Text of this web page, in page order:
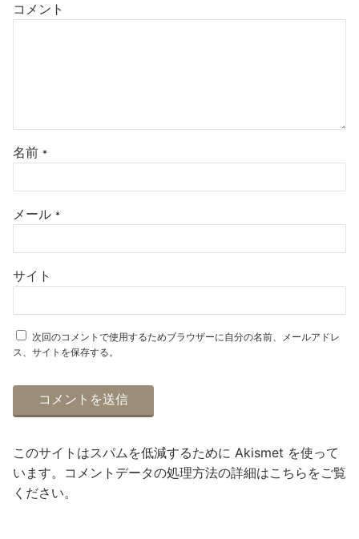
コメント
名前 *
メール *
サイト
次回のコメントで使用するためブラウザーに自分の名前、メールアドレ
ス、サイトを保存する。
このサイトはスパムを低減するために Akismet を使って
います。 コメントデータの処理方法の詳細はこちらをご覧
ください。